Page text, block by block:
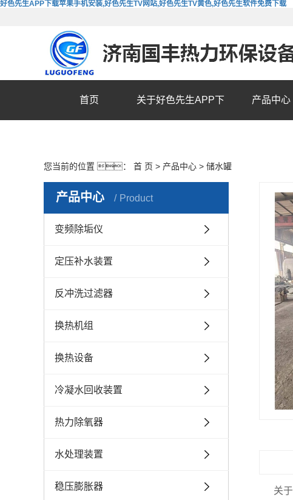
好色先生APP下载苹果手机安装,好色先生TV网站,好色先生TV黄色,好色先生软件免费下载
首页 关于好色先生APP下 产品中心
您当前的位置 ： 首 页 > 产品中心 > 储水罐
产品中心 Product
变频除垢仪
定压补水装置
反冲洗过滤器
换热机组
换热设备
冷凝水回收装置
热力除氧器
水处理装置
稳压膨胀器 关于